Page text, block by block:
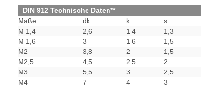
DIN 912 Technische Daten**
Maße
dk k
s
M 1,4
2,6 1,4
1,3
M 1,6
3 1,6
1,5
M2
3,8 2
1,5
M2,5
4,5 2,5
2
M3
5,5 3
2,5
M4
7 4
3